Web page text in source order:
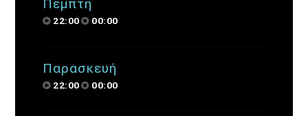
Πέμπτη
22:00 00:00
Παρασκευή
22:00 00:00